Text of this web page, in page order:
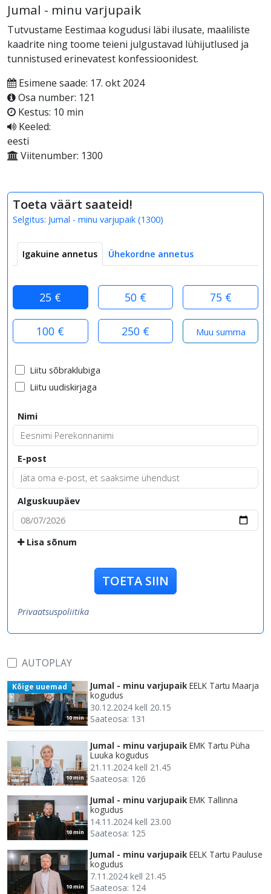
Jumal - minu varjupaik
Tutvustame Eestimaa kogudusi läbi ilusate, maaliliste
kaadrite ning toome teieni julgustavad lühijutlused ja
tunnistused erinevatest konfessioonidest.
Esimene saade: 17. okt 2024
Osa number: 121
Kestus: 10 min
Keeled:
eesti
Viitenumber: 1300
Toeta väärt saateid!
Selgitus: Jumal - minu varjupaik (1300)
Igakuine annetus Ühekordne annetus
25 € 50 € 75 €
100 € 250 €
Liitu sõbraklubiga
Liitu uudiskirjaga
Nimi
E-post
Alguskuupäev
Lisa sõnum
TOETA SIIN
Privaatsuspoliitika
AUTOPLAY
10 min
Kõige uuemad Jumal - minu varjupaik EELK Tartu Maarja
kogudus
30.12.2024 kell 20.15
Saateosa: 131
10 min
Jumal - minu varjupaik EMK Tartu Püha
Luuka kogudus
21.11.2024 kell 21.45
Saateosa: 126
10 min
Jumal - minu varjupaik EMK Tallinna
kogudus
14.11.2024 kell 23.00
Saateosa: 125
10 min
Jumal - minu varjupaik EELK Tartu Pauluse
kogudus
7.11.2024 kell 21.45
Saateosa: 124